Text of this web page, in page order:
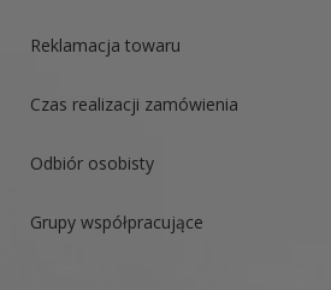
Reklamacja towaru
Czas realizacji zamówienia
Odbiór osobisty
Grupy współpracujące